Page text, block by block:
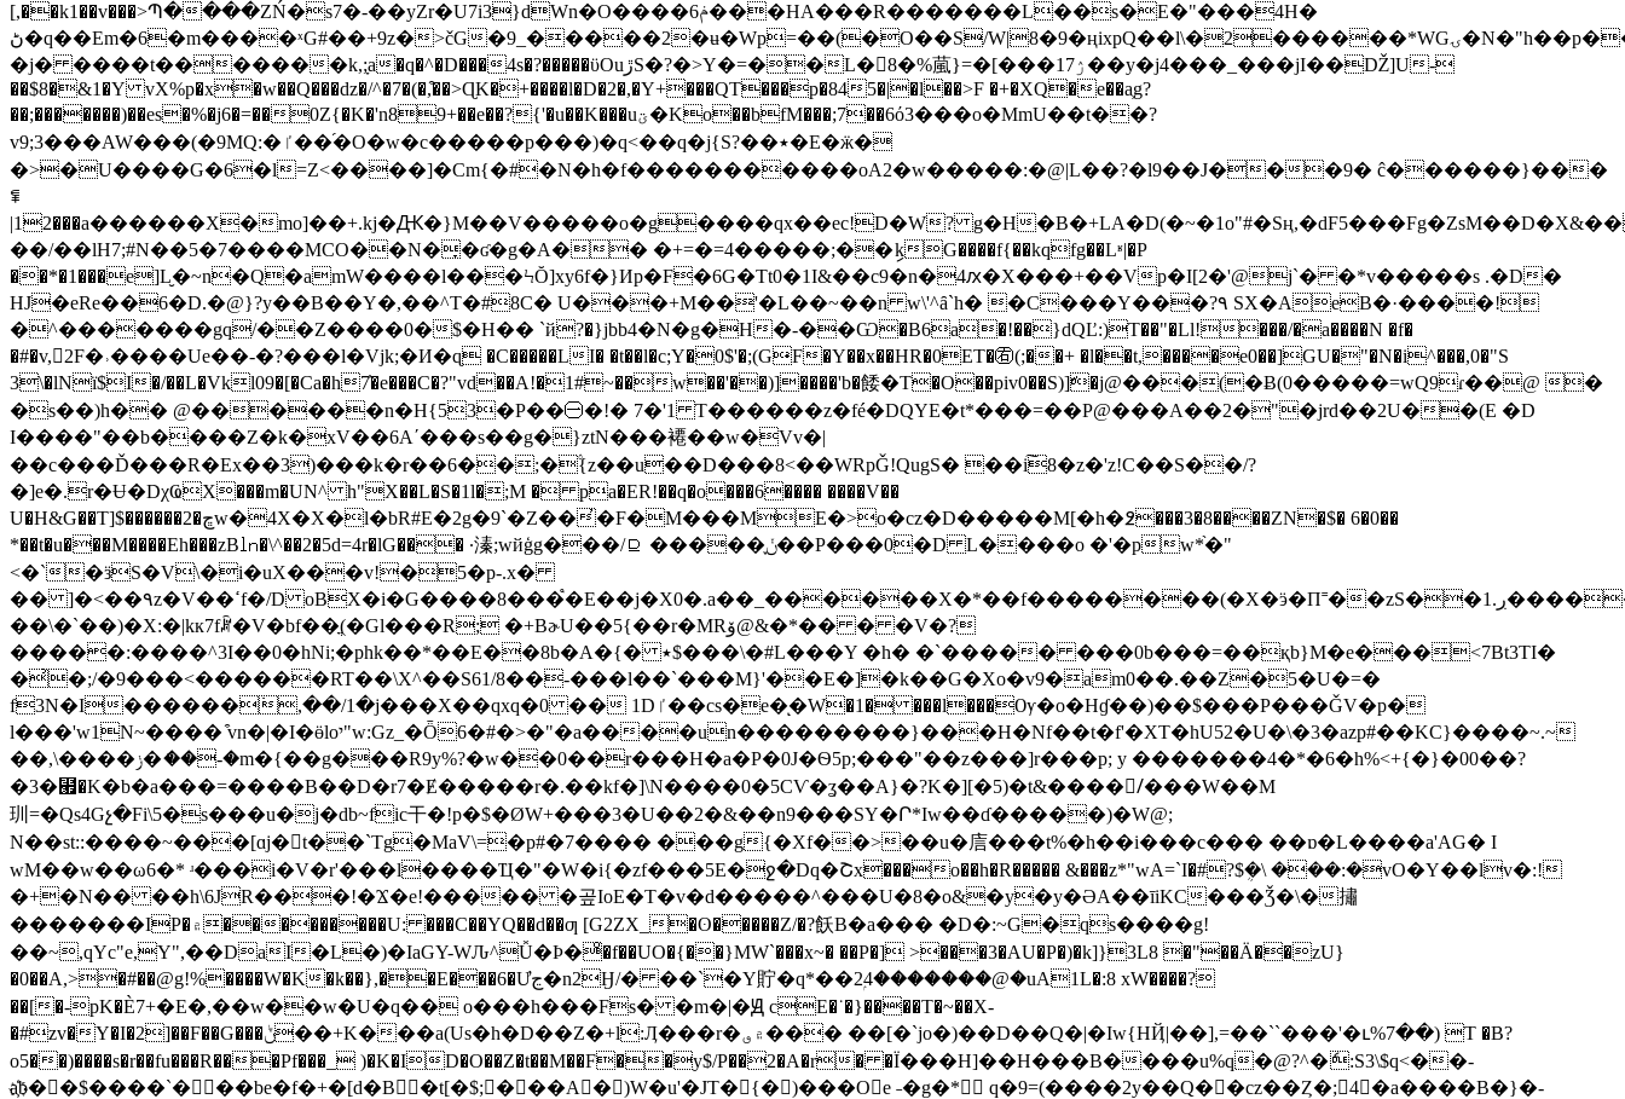
[,��k1��v���>Պ����ZŃ�s7�-��yZr�U7i3}dWn�O����6ݥ���HA���R�������L��s�E�"���4H�
ڻ�q��Em�6�m����ˣG#��+9z�>čG�9_�����2�ʉ�Wp=��(�O��S/W|8�9�ңixpQ��l\�2������*WGۍ�N�"h��p��nH���~����)��!
�j� ����t�������k,;ָa�q�^�D���4s�?�����ϋOuڙS�?�>Y�=��L�8�%葻}=�[���1ۯ7��y�j4���_���jI��Ǆ]U-
��$8�&1�Y vX%p�x�w��Q���ǳ�/^�7�(�,͒��>ɊK�+����l�D�2�,�Y+���QT���p�845�|�l��>F �+�XQ�e��a̹g?
��;�������)��es�%�j6�=��0Z{�K�'n89+��e��?{'�u��K���uؾ�Ko��bfM���;7��6ό3���o�MmU��t��?
v9;3���AW���(�9MQ:�ٵ��֜�O�w�c�����p���)�q<��q�j{ S?��٭�E�ӝ�
�>�U����G�6�l=Z<����]�Cm{�#�N�h�f�����������oA2�w�����:�@|L��?�l9��J���9� ĉ������}���
ꁉ
|12���a������X�mo]��+.kj�Ԫ�}M��V�����o�g����qx��ec!D�W? g�H
��/��lH7;#N��5�7����ΜCO��N�̞�ʛ�g�A�� �+=�=4�����;��ިkG����f{��kqfg��Lʶ|�P
��*�1���e]L̮�~n�Q�amW����l���ϞŎ]xy6f�}Иp�F�6G�Tt0�1I&��c9�n�4ԕ�X���+��Vp�I[2�'@j`� �*v�����s .�D�
HJ�eRe��6�D.�@}?y��B��Y�,��^T�#8C� U���+M��'�L��~��n w\'^ȃ`h� �C���Y���?۹ SX�AeB�·����!
�^�������gq/��Z����0�$�H�� `й?�}jbb4�N�g�H�-��Ѡ�B6a�!��}dQĽ:)T��"�Ll!���/�a����N �f�
�#�v,2F�˒����Ue��-�?���l�Vjk;�И�ɋ �C�����LI� �t��l�c;Y�0$'�;(G̵F�Y��x��HR�0ET�㊨(;��+ �l��t,����e0��]GU�"�N�i^���,0�"S
3\�lNї$I�/��L�Vkl09�[�Ca�h7̓�e���C�?"vd��A!�1#~��w��'��)]����'b�餧�T�O��piv0��S)]ّ�j@���(�Ƀ(0�����=wQ9ɾ��@ �
�s��)h�� @������n�H{53�P��㊀�!� 7�'1 T������z�fé�DQYE�t*���=��P@���A��2�"�jrd��2U��(E �D
I����"��b����Z�k�xV��6A΄���s��g�}ztN���褼��w�Vv�|
��c���Ď���R�Ex��3)���k�r��6��;�۟{z��u��D���8<��WRpǦ!QugS� ��i͠8�z�'z!C��S��/?
�]e�.r�Ʉ�DχҨX���m�UN^ h"X��L�S�1l�;M � pa�ER!��q�o���6���� ����V��
U�H&G��T]$������2�ڇw�4X�X�l�bR#E�2g�9`�Z��̓�F�M���ME�>o�cz�D�����M[�h�߶���3�8����ZN�$� 6�0��
*��t�u���M����Eh���zB㏑�\^��2�5d=4r�lG��� ·溱;wйģg���/⫒ �����ݩ֢��P���0�D L����o �'�pw*֨�"
<�`�ӟS�V\�i�uX���v!�5�p-.x�
�� ]�<��٩z�V��ߵf�/D oBX�i�G����8���֩�E��j�X0�.a��_������X�*��f��������(�X�ӭ�П˭��zS��ڔ.1������P�
��\�`��)�X:�|kк7fꏥ�V�bf��ֳ(�Gl���R; �+BɚU��5{��r�MRۆ@&�*�� � �V�?
�����:����^3I��0�hNi;�phk��*��E��8b�A�{� ٭$���\�#L���Y �h� �`����� ���0b���=��қb}M�e���<7Bt3TI�
�͗�;/�9���<������RT��\X^��S61/8��-���l��`���M}'��E�]�k��G�Xo�v9�am0��.��Z�5�U�=�
f3N�I������߭,��/1�j���X��qxq�0 �� 1Dٵ��cs�e�ͅ�W�1� ���l���Ѹ�o�Hɠ��)��$���P���ǦV�p�
l���'w1N~���� ͒vn�|�I�ӫloי"w:Gz_�Ȫ6�#�>�"�a����un���������}���H�Nf��t�f'�XT�hU52�U�\�3�azp#��KC}����~.~
��,\����ݫ�ަ��-�m�{��g���R9y%?�w��0��r���H�a�P�0J�Ѳ5p;���"��z���]r���p; y �������4�*�6�h%<+{�}�00��?
�3�⹯�K�b�a���=����B��D�r7�Ɇ�����r�.��kf�]\N����0�5CѴ�ʓ��A}�?K�][�5)�t&����/ِ���W��M
玔=�Qs4Gչ�Fi\5�s���u�j�db~fic干�!p�$�ØW+���3�U��2�&��n9���S Y�Ր*Iw��ɗ�����)�W@;
N��st::����~���[ɑj�󍒡t��`Tg�MaV\=�p#�7���� ���g{�Xf��>��u�㢇���t%�h��i���c��� ��ɒ�L����a'AG� I
wM��w��ω6�* ʴ���i�V�r'���l����Ҵ�"�W�i{�zf���5E�ջ�Dq�Շx���o��h�R����� &���z*"wA=`I�#?$ܴ�\ ���:�vO�Y��lv�:!
�+�N�� ��h\6JR���!�Ϫ�e!����� �곺IoE�T�v�d�����^���U�8�o&�y�y�ƏA��īiKC���Ǯ�\�㩋
�������IP�۾���������U: ���C��YQ��d��ƣ [G2ZX_�ʘ�����Z/�?飫B�a��� �D�:~G�qs����g!
��~,qYc"e,Y",��DaI�L�)�IaGY-WԈ^Ǚ�Ϸ�ͦ�f��UO�{��}MW`���x~� ��P�] >���3�AU�P�)�k]}3L8 �"��Ä��zU}
�0��A,>�#��@g!%����W�K�k��},��E���6�Ưڃ�n2Ӈ/� ��`�Y貯�q*��2ۭ4�������@�uA1L�:8 xW����?
��[�-pK�Ѐ7+�E�,��w��w�U�q�� o���h���Fs� �m�|�Ԭ cE�˙�}����T�~��X-
�#zv�Y�I�2]��F��G���ݨ��+K���a(Us�h�D��Z�+l:Ӆ���r�۾ٯ��� ��[�`jo�)��D��Q�|�Iw{HҊ|��],=��``���'�ւ%7��) T �B?
o5��)����s�r��fu���R���Pf���_ )�K�ID�O��Z�t��M��F��y$/P��2�A�r� �Ϊ���H]��H���B����u%q�@?^�ެ:S3\$q<��-
a҉b��$����`���be�f�+�[d�B�t[�$;���A�)W�u'�JT�{�)���Oe ˗�g�* q�9=(����2y��Q��cz��Ȥ�;4�a����B�}�-